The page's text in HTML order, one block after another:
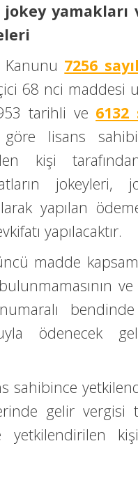
Kanunu 7256
68 nci maddesi
tarihli ve 6132
göre lisans
kişi
jokeyleri,
yapılan
yapılacaktır.
madde
ödenecek
sahibince
gelir vergisi
yetkilendirilen